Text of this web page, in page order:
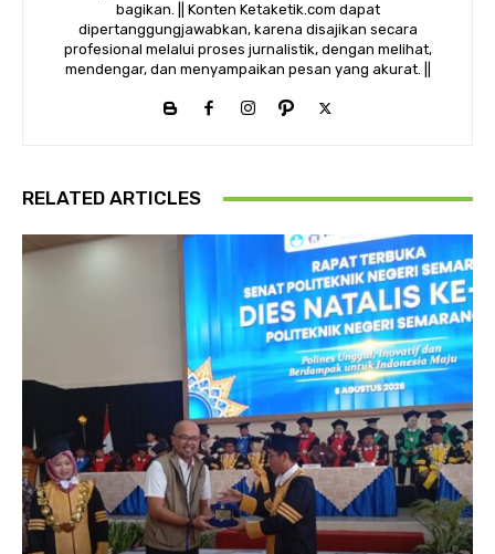
bagikan. || Konten Ketaketik.com dapat
dipertanggungjawabkan, karena disajikan secara
profesional melalui proses jurnalistik, dengan melihat,
mendengar, dan menyampaikan pesan yang akurat. ||
RELATED ARTICLES